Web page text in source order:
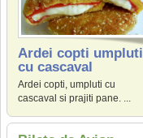
Ardei copti umpluti
cu cascaval
Ardei copti, umpluti cu
cascaval si prajiti pane. ...